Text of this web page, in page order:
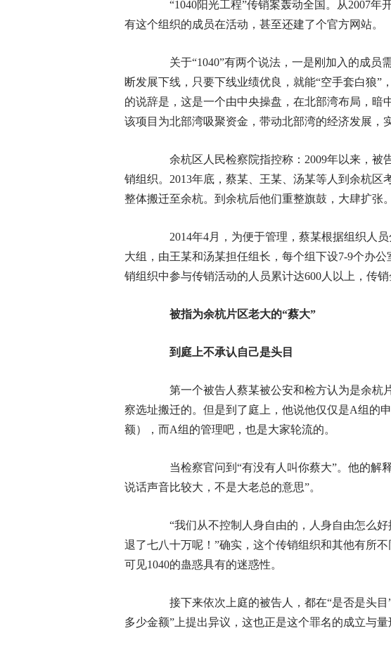
“1040阳光工程”传销案轰动全国。从2007年
有这个组织的成员在活动，甚至还建了个官方网站。
关于“1040”有两个说法，一是刚加入的成员
断发展下线，只要下线业绩优良，就能“空手套白狼”
的说辞是，这是一个由中央操盘，在北部湾布局，暗
该项目为北部湾吸聚资金，带动北部湾的经济发展，
余杭区人民检察院指控称：2009年以来，被
销组织。2013年底，蔡某、王某、汤某等人到余杭区
整体搬迁至余杭。到余杭后他们重整旗鼓，大肆扩张。
2014年4月，为便于管理，蔡某根据组织人员
大组，由王某和汤某担任组长，每个组下设7-9个办公
销组织中参与传销活动的人员累计达600人以上，传销
被指为余杭片区老大的“蔡大”
到庭上不承认自己是头目
第一个被告人蔡某被公安和检方认为是余杭
察选址搬迁的。但是到了庭上，他说他仅仅是A组的
额），而A组的管理吧，也是大家轮流的。
当检察官问到“有没有人叫你蔡大”。他的解
说话声音比较大，不是大老总的意思”。
“我们从不控制人身自由的，人身自由怎么好
退了七八十万呢！”确实，这个传销组织和其他有所
可见1040的蛊惑具有的迷惑性。
接下来依次上庭的被告人，都在“是否是头目”
多少金额”上提出异议，这也正是这个罪名的成立与量